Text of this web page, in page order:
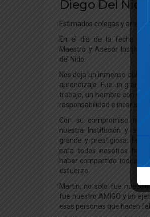
Diego Del Nido
Estimados colegas y amigos,
En el día de la fecha
Maestro y Asesor
del Nido.
Nos deja un inmenso dolor,
aprendizaje. Fue un gran
trabajo, un hombre con un
responsabilidad e
Con su compromiso nos
nuestra Institución y a
grande y prestigiosa. Fue
para todos nosotros
haber compartido todos
esfuerzo.
Martín, no sólo fue
fue nuestro AMIGO y un
esas personas que hacen